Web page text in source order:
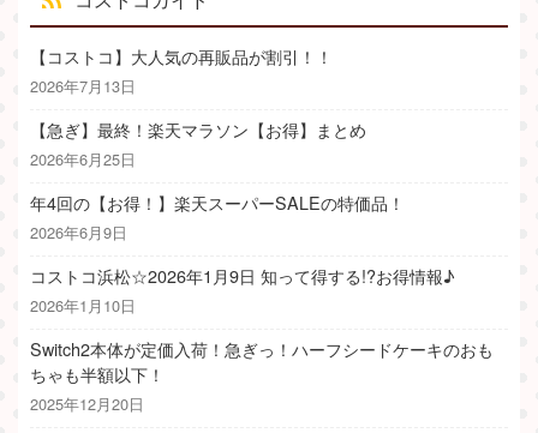
【コストコ】大人気の再販品が割引！！
2026年7月13日
【急ぎ】最終！楽天マラソン【お得】まとめ
2026年6月25日
年4回の【お得！】楽天スーパーSALEの特価品！
2026年6月9日
コストコ浜松☆2026年1月9日 知って得する!?お得情報♪
2026年1月10日
Switch2本体が定価入荷！急ぎっ！ハーフシードケーキのおも
ちゃも半額以下！
2025年12月20日